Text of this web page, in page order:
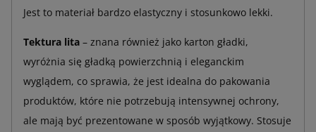
Jest to materiał bardzo elastyczny i stosunkowo lekki.
Tektura lita – znana również jako karton gładki,
wyróżnia się gładką powierzchnią i eleganckim
wyglądem, co sprawia, że jest idealna do pakowania
produktów, które nie potrzebują intensywnej ochrony,
ale mają być prezentowane w sposób wyjątkowy. Stosuje